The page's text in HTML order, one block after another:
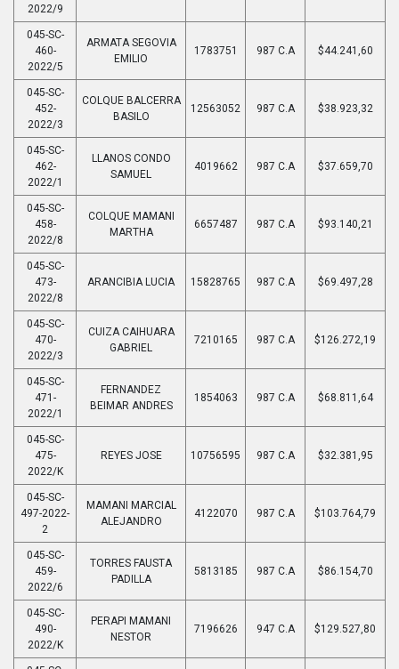
2022/9
045-SC-
460-
2022/5
ARMATA SEGOVIA
EMILIO
1783751 987 C.A $44.241,60
045-SC-
452-
2022/3
COLQUE BALCERRA
BASILO
12563052 987 C.A $38.923,32
045-SC-
462-
2022/1
LLANOS CONDO
SAMUEL
4019662 987 C.A $37.659,70
045-SC-
458-
2022/8
COLQUE MAMANI
MARTHA
6657487 987 C.A $93.140,21
045-SC-
473-
2022/8
ARANCIBIA LUCIA 15828765 987 C.A $69.497,28
045-SC-
470-
2022/3
CUIZA CAIHUARA
GABRIEL
7210165 987 C.A $126.272,19
045-SC-
471-
2022/1
FERNANDEZ
BEIMAR ANDRES
1854063 987 C.A $68.811,64
045-SC-
475-
2022/K
REYES JOSE 10756595 987 C.A $32.381,95
045-SC-
497-2022-
2
MAMANI MARCIAL
ALEJANDRO
4122070 987 C.A $103.764,79
045-SC-
459-
2022/6
TORRES FAUSTA
PADILLA
5813185 987 C.A $86.154,70
045-SC-
490-
2022/K
PERAPI MAMANI
NESTOR
7196626 947 C.A $129.527,80